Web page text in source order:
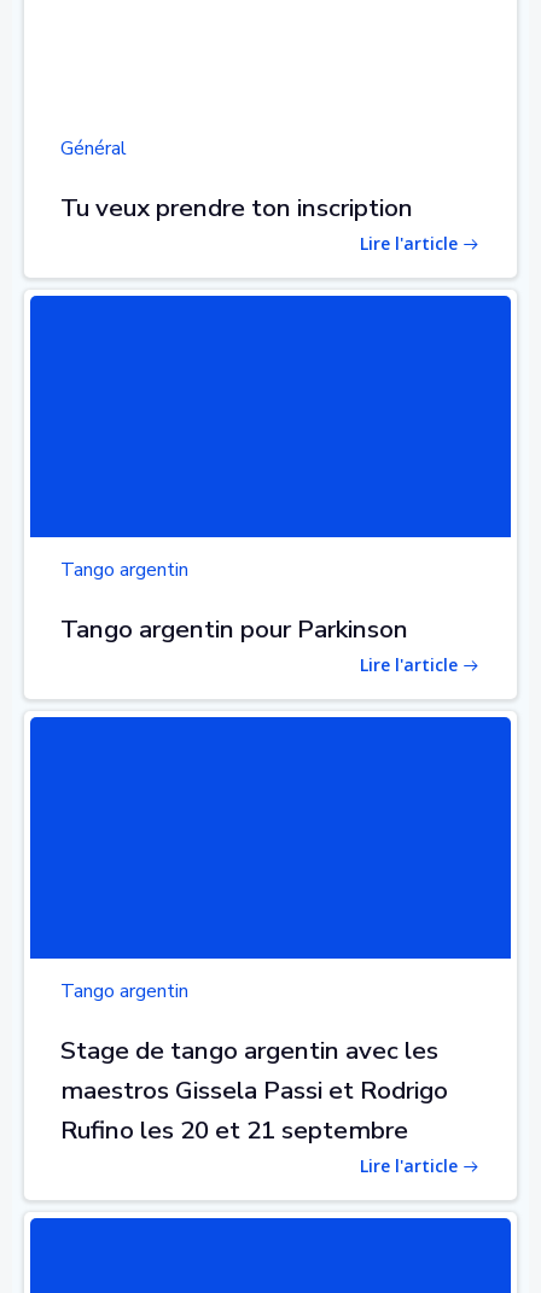
Général
Tu veux prendre ton inscription
Lire l'article
Tango argentin
Tango argentin pour Parkinson
Lire l'article
Tango argentin
Stage de tango argentin avec les
maestros Gissela Passi et Rodrigo
Rufino les 20 et 21 septembre
Lire l'article